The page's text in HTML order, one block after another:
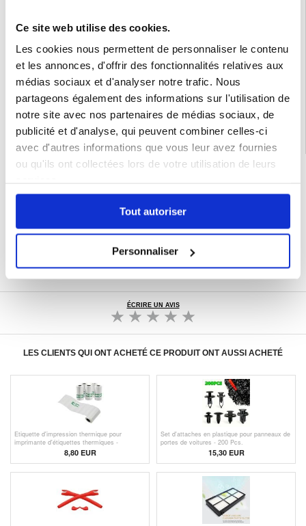
Ce site web utilise des cookies.
Les cookies nous permettent de personnaliser le contenu
et les annonces, d'offrir des fonctionnalités relatives aux
médias sociaux et d'analyser notre trafic. Nous
partageons également des informations sur l'utilisation de
notre site avec nos partenaires de médias sociaux, de
publicité et d'analyse, qui peuvent combiner celles-ci
avec d'autres informations que vous leur avez fournies
ou qu'ils ont collectées lors de votre utilisation de leurs
Tout autoriser
Personnaliser
Compatibilité: Samsung Galaxy A06 5G
EAN: 6971824156768
Catégories associées:Accessoires téléphone,Coque & Accessoires Samsung
LIVRAISON RAPIDE
POUR LES MEMBRES DU CLUB24
SATISFAITS
ÉCRIRE UN AVIS
LES CLIENTS QUI ONT ACHETÉ CE PRODUIT ONT AUSSI ACHETÉ
Etiquette d'impression thermique pour
imprimante d'étiquettes thermiques -
57x15mm - 5 rouleaux
8,80EUR
Set d'attaches en plastique pour panneaux de
portes de voitures - 200 Pcs.
15,30 EUR